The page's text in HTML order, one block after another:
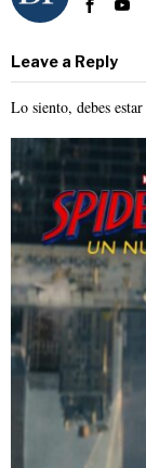
Leave a Reply
Lo siento, debes estar